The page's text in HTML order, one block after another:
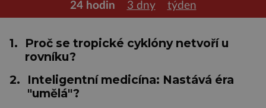
24 hodin 3 dny týden
1.
Proč se tropické cyklóny netvoří u
rovníku?
2.
Inteligentní medicína: Nastává éra
"umělá"?